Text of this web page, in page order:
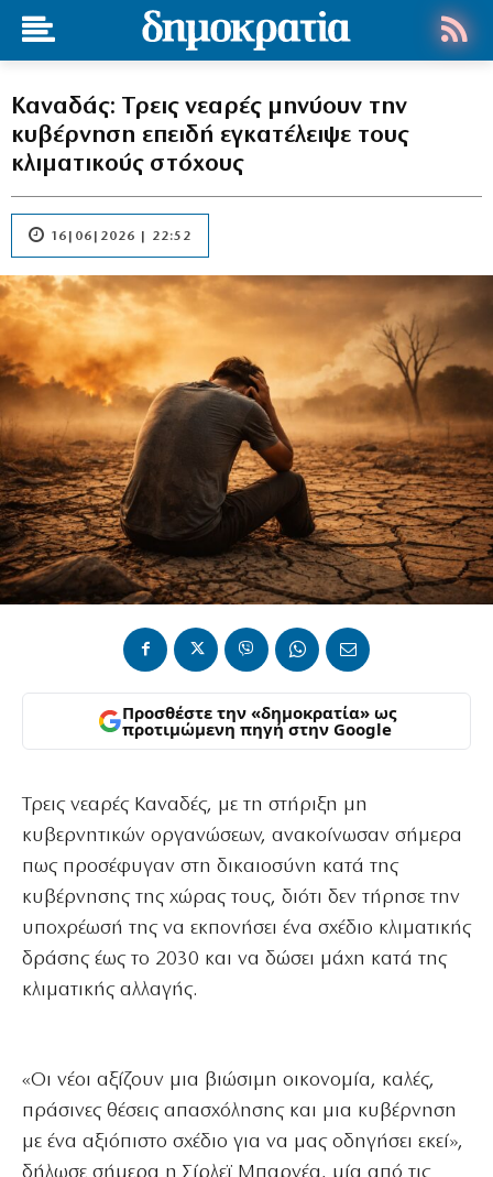
Καναδάς: Τρεις νεαρές μηνύουν την
κυβέρνηση επειδή εγκατέλειψε τους
κλιματικούς στόχους
16|06|2026 | 22:52
Προσθέστε την «δημοκρατία» ως
προτιμώμενη πηγή στην Google
Τρεις νεαρές Καναδές, με τη στήριξη μη
κυβερνητικών οργανώσεων, ανακοίνωσαν σήμερα
πως προσέφυγαν στη δικαιοσύνη κατά της
κυβέρνησης της χώρας τους, διότι δεν τήρησε την
υποχρέωσή της να εκπονήσει ένα σχέδιο κλιματικής
δράσης έως το 2030 και να δώσει μάχη κατά της
κλιματικής αλλαγής.
«Οι νέοι αξίζουν μια βιώσιμη οικονομία, καλές,
πράσινες θέσεις απασχόλησης και μια κυβέρνηση
με ένα αξιόπιστο σχέδιο για να μας οδηγήσει εκεί»,
δήλωσε σήμερα η Σίρλεϊ Μπαρνέα, μία από τις